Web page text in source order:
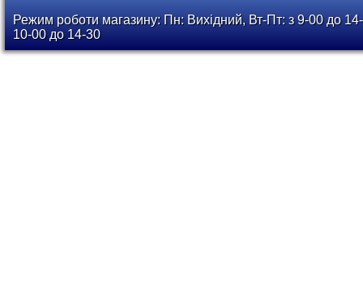
Режим роботи магазину: Пн: Вихідний, Вт-Пт: з 9-00 до
10-00 до 14-30